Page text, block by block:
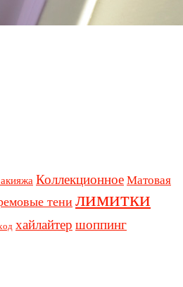
Коллекционное Матовая
тени лимитки
хайлайтер шоппинг